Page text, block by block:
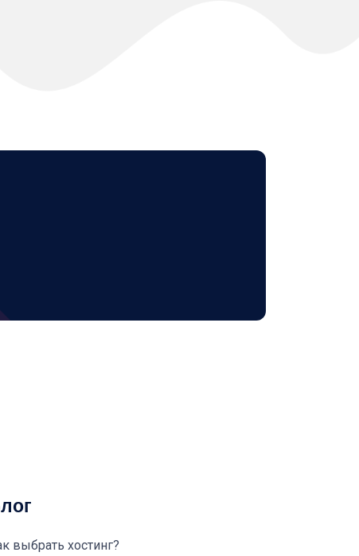
выбрать хостинг?